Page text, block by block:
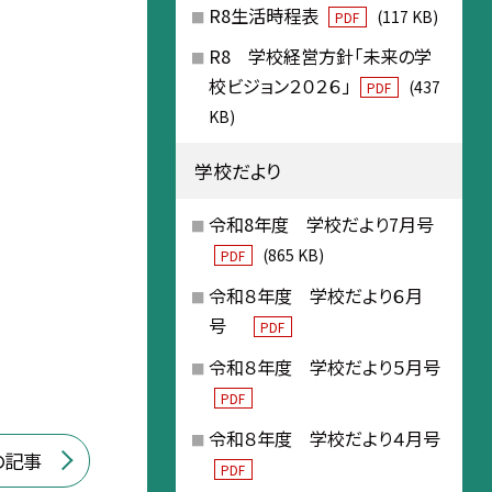
事
R8生活時程表 PDF (117 KB)
R8 学校経営方針「未来の学
校ビジョン２０２６」
PDF
(437
KB)
学校だより
令和8年度 学校だより7月号
PDF (865 KB)
令和８年度 学校だより６月
号
PDF
令和８年度 学校だより５月号
PDF
令和８年度 学校だより４月号
PDF